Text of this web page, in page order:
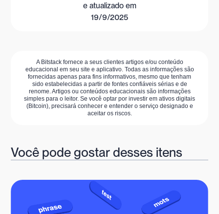
e atualizado em
19/9/2025
A Bitstack fornece a seus clientes artigos e/ou conteúdo
educacional em seu site e aplicativo. Todas as informações são
fornecidas apenas para fins informativos, mesmo que tenham
sido estabelecidas a partir de fontes confiáveis sérias e de
renome. Artigos ou conteúdos educacionais são informações
simples para o leitor. Se você optar por investir em ativos digitais
(Bitcoin), precisará conhecer e entender o serviço designado e
aceitar os riscos.
Você pode gostar desses itens